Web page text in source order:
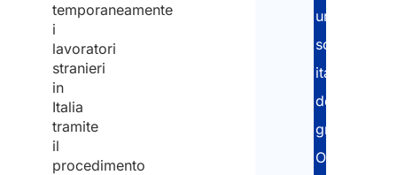
temporaneamente
i
lavoratori
stranieri
in
Italia
tramite
il
procedimento
una
società
italiana
del
gruppo.
Offriamo